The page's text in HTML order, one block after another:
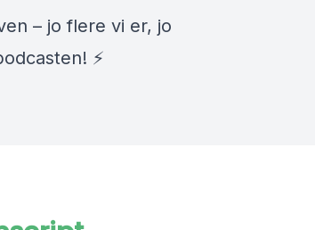
– jo flere vi er, jo
⚡